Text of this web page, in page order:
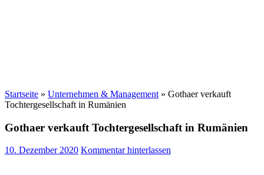
Startseite » Unternehmen & Management » Gothaer verkauft
Tochtergesellschaft in Rumänien
Gothaer verkauft Tochtergesellschaft in Rumänien
10. Dezember 2020 Kommentar hinterlassen